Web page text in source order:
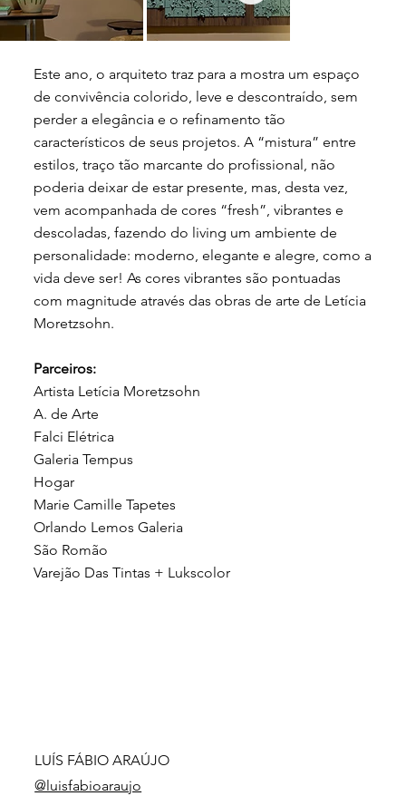
Este ano, o arquiteto traz para a mostra um espaço
de convivência colorido, leve e descontraído, sem
perder a elegância e o refinamento tão
característicos de seus projetos. A “mistura” entre
estilos, traço tão marcante do profissional, não
poderia deixar de estar presente, mas, desta vez,
vem acompanhada de cores “fresh”, vibrantes e
descoladas, fazendo do living um ambiente de
personalidade: moderno, elegante e alegre, como a
vida deve ser! As cores vibrantes são pontuadas
com magnitude através das obras de arte de Letícia
Moretzsohn.
Parceiros:
Artista Letícia Moretzsohn
A. de Arte
Falci Elétrica
Galeria Tempus
Hogar
Marie Camille Tapetes
Orlando Lemos Galeria
São Romão
Varejão Das Tintas + Lukscolor
LUÍS FÁBIO ARAÚJO
@luisfabioaraujo